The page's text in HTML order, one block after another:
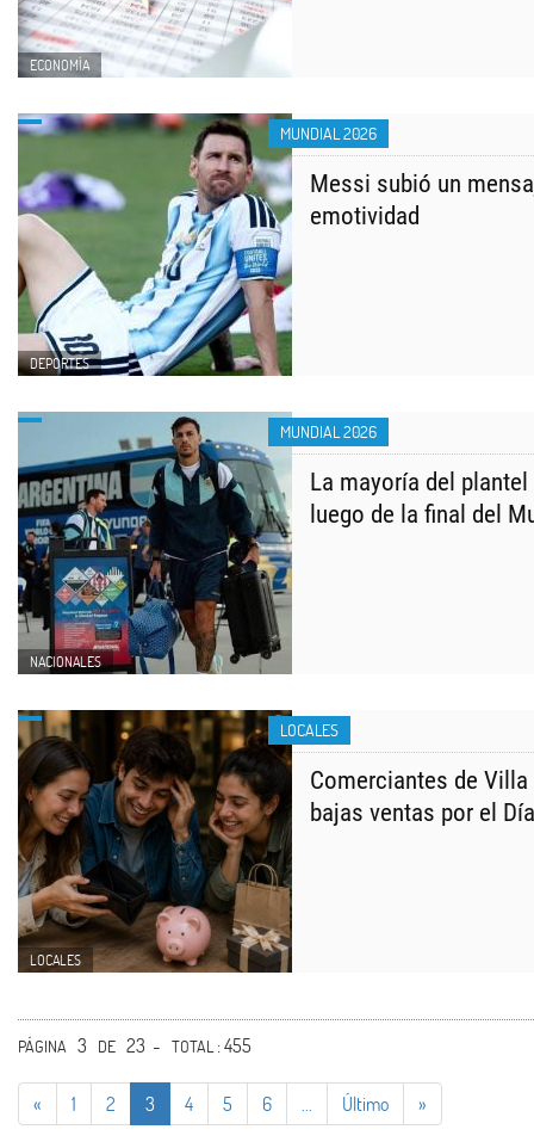
ECONOMÍA
MUNDIAL 2026
DEPORTES
Messi subió un
emotividad
MUNDIAL 2026
NACIONALES
La mayoría del
luego de la final del
LOCALES
LOCALES
Comerciantes de
bajas ventas por el
PÁGINA 3 DE 23 - TOTAL: 455
« 1 2 3 4 5 6 Último »